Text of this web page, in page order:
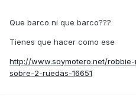
Que barco ni que barco???
Tienes que hacer como ese
http://www.soymotero.net/
sobre-2-ruedas-16651